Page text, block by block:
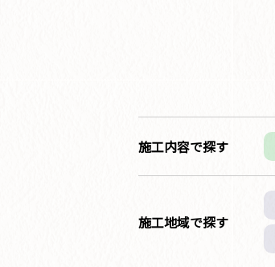
施工内容で探す
施工地域で探す